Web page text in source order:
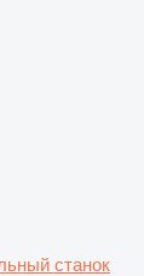
станок